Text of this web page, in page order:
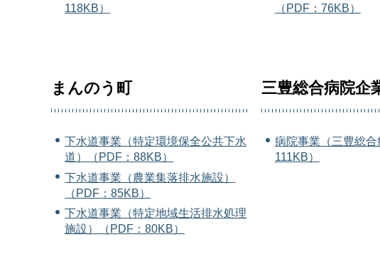
118KB）
（PDF：76KB）
まんのう町
下水道事業（特定環境保全公共下水
道）（PDF：88KB）
下水道事業（農業集落排水施設）
（PDF：85KB）
下水道事業（特定地域生活排水処理
施設）（PDF：80KB）
三豊総合病院企
病院事業（三豊総合
111KB）